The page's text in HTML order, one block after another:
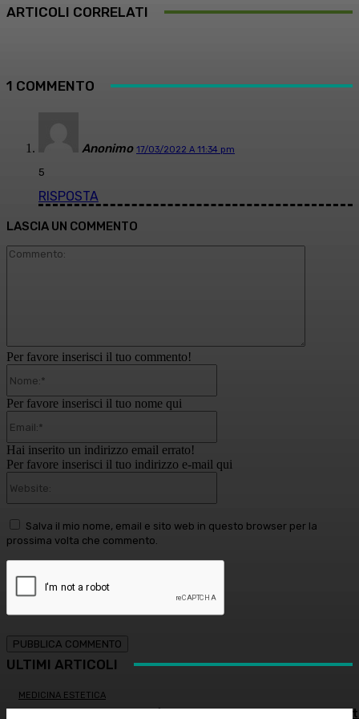
ARTICOLI CORRELATI
1 COMMENTO
Anonimo 17/03/2022 A 11:34 pm
5
RISPOSTA
LASCIA UN COMMENTO
Per favore inserisci il tuo commento!
Per favore inserisci il tuo nome qui
Hai inserito un indirizzo email errato!
Per favore inserisci il tuo indirizzo e-mail qui
Salva il mio nome, email e sito web in questo browser per la
prossima volta che commento.
ULTIMI ARTICOLI
MEDICINA ESTETICA
Restituire luce e vitalità allo sguardo, tra medicina